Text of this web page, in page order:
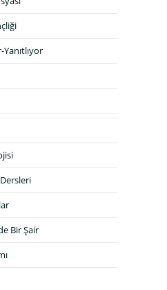
Yanıtlıyor
Bir Şair